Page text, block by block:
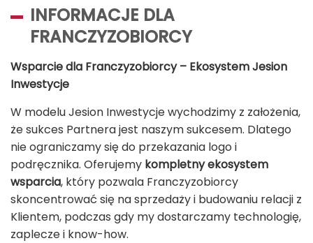
INFORMACJE DLA
FRANCZYZOBIORCY
Wsparcie dla Franczyzobiorcy – Ekosystem Jesion
Inwestycje
W modelu Jesion Inwestycje wychodzimy z założenia,
że sukces Partnera jest naszym sukcesem. Dlatego
nie ograniczamy się do przekazania logo i
podręcznika. Oferujemy kompletny ekosystem
wsparcia, który pozwala Franczyzobiorcy
skoncentrować się na sprzedaży i budowaniu relacji z
Klientem, podczas gdy my dostarczamy technologię,
zaplecze i know-how.